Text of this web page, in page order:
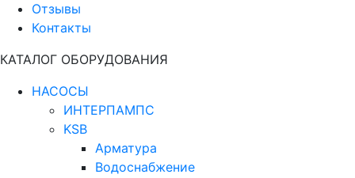
Отзывы
Контакты
КАТАЛОГ ОБОРУДОВАНИЯ
НАСОСЫ
ИНТЕРПАМПС
KSB
Арматура
Водоснабжение